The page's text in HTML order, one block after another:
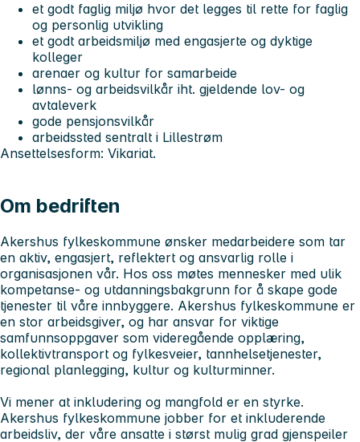
et godt faglig miljø hvor det legges til rette for faglig
og personlig utvikling
et godt arbeidsmiljø med engasjerte og dyktige
kolleger
arenaer og kultur for samarbeide
lønns- og arbeidsvilkår iht. gjeldende lov- og
avtaleverk
gode pensjonsvilkår
arbeidssted sentralt i Lillestrøm
Ansettelsesform: Vikariat.
Om bedriften
Akershus fylkeskommune ønsker medarbeidere som tar
en aktiv, engasjert, reflektert og ansvarlig rolle i
organisasjonen vår. Hos oss møtes mennesker med ulik
kompetanse- og utdanningsbakgrunn for å skape gode
tjenester til våre innbyggere. Akershus fylkeskommune er
en stor arbeidsgiver, og har ansvar for viktige
samfunnsoppgaver som videregående opplæring,
kollektivtransport og fylkesveier, tannhelsetjenester,
regional planlegging, kultur og kulturminner.
Vi mener at inkludering og mangfold er en styrke.
Akershus fylkeskommune jobber for et inkluderende
arbeidsliv, der våre ansatte i størst mulig grad gjenspeiler